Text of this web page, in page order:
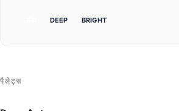
DEEP BRIGHT
पैलेट्स